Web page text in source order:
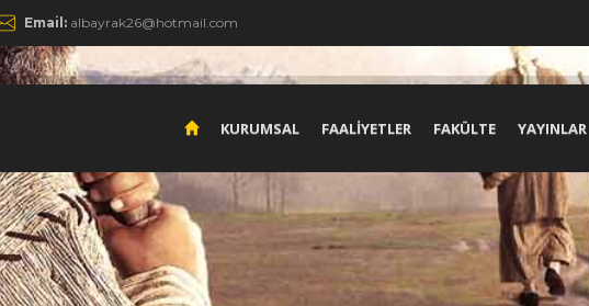
Email: albayrak26@hotmail.com
KURUMSAL FAALİYETLER FAKÜLTE YAYINLAR